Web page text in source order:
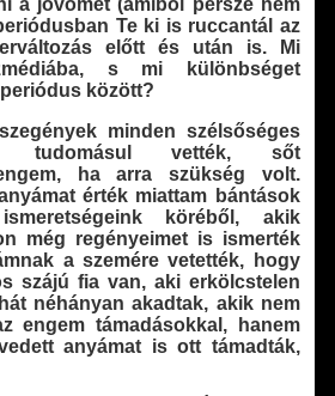
a jövőmet (amiből persze nem
Te ki is ruccantál az
előtt és után is. Mi
s mi különbséget
között?
minden szélsőséges
tudomásul vették, sőt
ha arra szükség volt.
érték miattam bántások
köréből, akik
még regényeimet is ismerték
a szemére vetették, hogy
szájú fia van, aki erkölcstelen
néhányan akadtak, akik nem
engem támadásokkal, hanem
anyámat is ott támadták,